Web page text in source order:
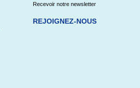
Recevoir notre newsletter
REJOIGNEZ-NOUS